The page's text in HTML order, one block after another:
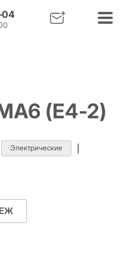
04
(Е4-2)
Электрические